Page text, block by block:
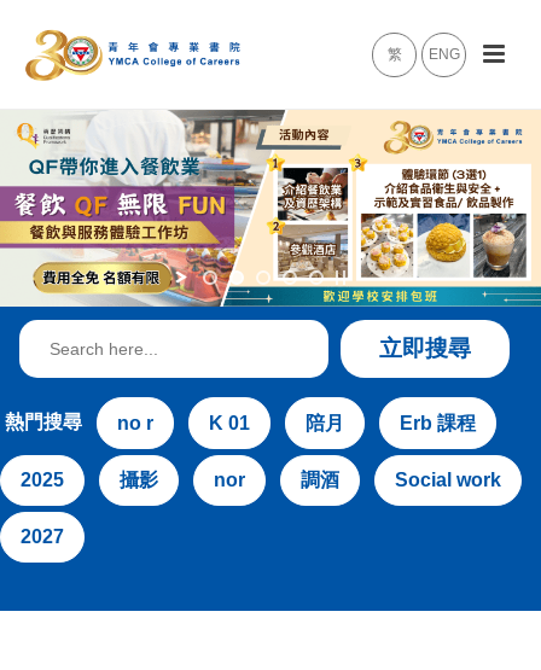
繁 ENG
Search
立即搜尋
熱門搜尋 no r K 01 陪月 Erb 課程
2025 攝影 nor 調酒 Social work
2027